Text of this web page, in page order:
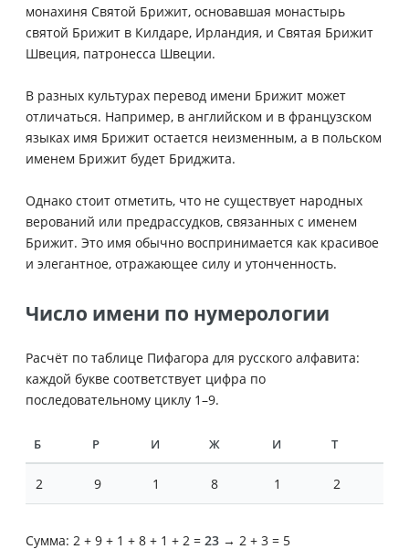
монахиня Святой Брижит, основавшая монастырь
святой Брижит в Килдаре, Ирландия, и Святая Брижит
Швеция, патронесса Швеции.
В разных культурах перевод имени Брижит может
отличаться. Например, в английском и в французском
языках имя Брижит остается неизменным, а в польском
именем Брижит будет Бриджита.
Однако стоит отметить, что не существует народных
верований или предрассудков, связанных с именем
Брижит. Это имя обычно воспринимается как красивое
и элегантное, отражающее силу и утонченность.
Число имени по нумерологии
Расчёт по таблице Пифагора для русского алфавита:
каждой букве соответствует цифра по
последовательному циклу 1–9.
Б Р И Ж И Т
2 9 1 8 1 2
Сумма: 2 + 9 + 1 + 8 + 1 + 2 = 23 → 2 + 3 = 5